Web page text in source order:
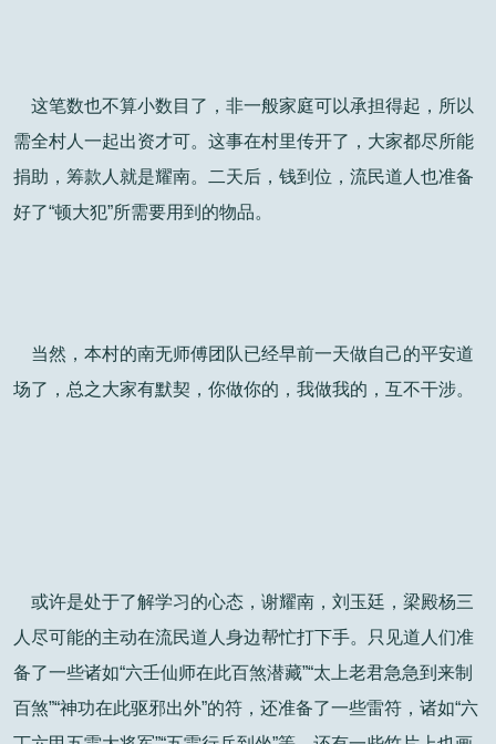
这笔数也不算小数目了，非一般家庭可以承担得起，所以
需全村人一起出资才可。这事在村里传开了，大家都尽所能
捐助，筹款人就是耀南。二天后，钱到位，流民道人也准备
好了“顿大犯”所需要用到的物品。
当然，本村的南无师傅团队已经早前一天做自己的平安道
场了，总之大家有默契，你做你的，我做我的，互不干涉。
或许是处于了解学习的心态，谢耀南，刘玉廷，梁殿杨三
人尽可能的主动在流民道人身边帮忙打下手。只见道人们准
备了一些诸如“六壬仙师在此百煞潜藏”“太上老君急急到来制
百煞”“神功在此驱邪出外”的符，还准备了一些雷符，诸如“六